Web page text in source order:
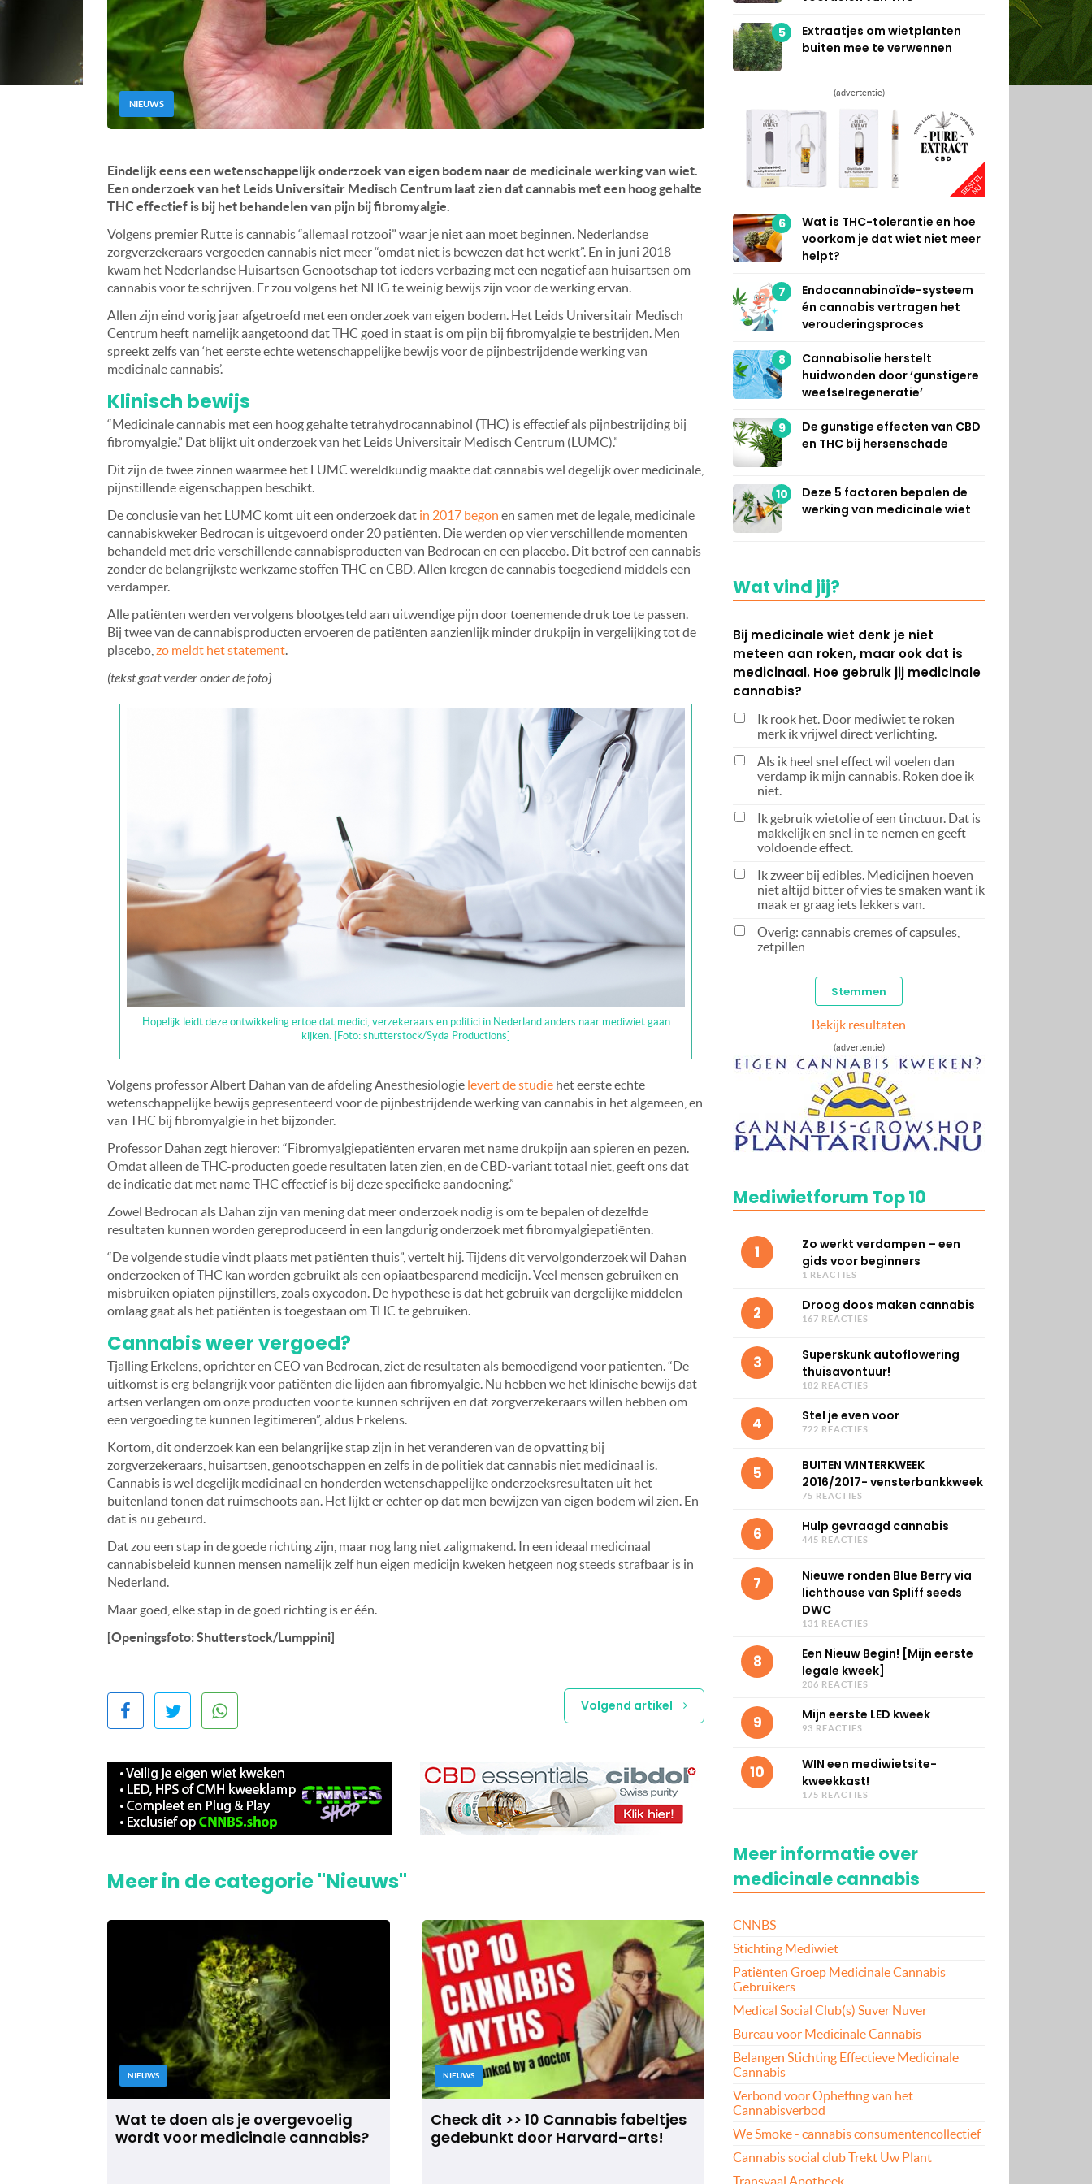
NIEUWS
Eindelijk eens een wetenschappelijk onderzoek van eigen bodem naar de medicinale werking van wiet.
Een onderzoek van het Leids Universitair Medisch Centrum laat zien dat cannabis met een hoog gehalte
THC effectief is bij het behandelen van pijn bij fibromyalgie.
Volgens premier Rutte is cannabis “allemaal rotzooi” waar je niet aan moet beginnen. Nederlandse
zorgverzekeraars vergoeden cannabis niet meer “omdat niet is bewezen dat het werkt”. En in juni 2018
kwam het Nederlandse Huisartsen Genootschap tot ieders verbazing met een negatief aan huisartsen om
cannabis voor te schrijven. Er zou volgens het NHG te weinig bewijs zijn voor de werking ervan.
Allen zijn eind vorig jaar afgetroefd met een onderzoek van eigen bodem. Het Leids Universitair Medisch
Centrum heeft namelijk aangetoond dat THC goed in staat is om pijn bij fibromyalgie te bestrijden. Men
spreekt zelfs van ‘het eerste echte wetenschappelijke bewijs voor de pijnbestrijdende werking van
medicinale cannabis’.
Klinisch bewijs
“Medicinale cannabis met een hoog gehalte tetrahydrocannabinol (THC) is effectief als pijnbestrijding bij
fibromyalgie.” Dat blijkt uit onderzoek van het Leids Universitair Medisch Centrum (LUMC).”
Dit zijn de twee zinnen waarmee het LUMC wereldkundig maakte dat cannabis wel degelijk over medicinale,
pijnstillende eigenschappen beschikt.
De conclusie van het LUMC komt uit een onderzoek dat in 2017 begon en samen met de legale, medicinale
cannabiskweker Bedrocan is uitgevoerd onder 20 patiënten. Die werden op vier verschillende momenten
behandeld met drie verschillende cannabisproducten van Bedrocan en een placebo. Dit betrof een cannabis
zonder de belangrijkste werkzame stoffen THC en CBD. Allen kregen de cannabis toegediend middels een
verdamper.
Alle patiënten werden vervolgens blootgesteld aan uitwendige pijn door toenemende druk toe te passen.
Bij twee van de cannabisproducten ervoeren de patiënten aanzienlijk minder drukpijn in vergelijking tot de
placebo, zo meldt het statement.
(tekst gaat verder onder de foto}
Hopelijk leidt deze ontwikkeling ertoe dat medici, verzekeraars en politici in Nederland anders naar mediwiet gaan
kijken. [Foto: shutterstock/Syda Productions]
Volgens professor Albert Dahan van de afdeling Anesthesiologie levert de studie het eerste echte
wetenschappelijke bewijs gepresenteerd voor de pijnbestrijdende werking van cannabis in het algemeen, en
van THC bij fibromyalgie in het bijzonder.
Professor Dahan zegt hierover: “Fibromyalgiepatiënten ervaren met name drukpijn aan spieren en pezen.
Omdat alleen de THC-producten goede resultaten laten zien, en de CBD-variant totaal niet, geeft ons dat
de indicatie dat met name THC effectief is bij deze specifieke aandoening.”
Zowel Bedrocan als Dahan zijn van mening dat meer onderzoek nodig is om te bepalen of dezelfde
resultaten kunnen worden gereproduceerd in een langdurig onderzoek met fibromyalgiepatiënten.
“De volgende studie vindt plaats met patiënten thuis”, vertelt hij. Tijdens dit vervolgonderzoek wil Dahan
onderzoeken of THC kan worden gebruikt als een opiaatbesparend medicijn. Veel mensen gebruiken en
misbruiken opiaten pijnstillers, zoals oxycodon. De hypothese is dat het gebruik van dergelijke middelen
omlaag gaat als het patiënten is toegestaan om THC te gebruiken.
Cannabis weer vergoed?
Tjalling Erkelens, oprichter en CEO van Bedrocan, ziet de resultaten als bemoedigend voor patiënten. “De
uitkomst is erg belangrijk voor patiënten die lijden aan fibromyalgie. Nu hebben we het klinische bewijs dat
artsen verlangen om onze producten voor te kunnen schrijven en dat zorgverzekeraars willen hebben om
een vergoeding te kunnen legitimeren”, aldus Erkelens.
Kortom, dit onderzoek kan een belangrijke stap zijn in het veranderen van de opvatting bij
zorgverzekeraars, huisartsen, genootschappen en zelfs in de politiek dat cannabis niet medicinaal is.
Cannabis is wel degelijk medicinaal en honderden wetenschappelijke onderzoeksresultaten uit het
buitenland tonen dat ruimschoots aan. Het lijkt er echter op dat men bewijzen van eigen bodem wil zien. En
dat is nu gebeurd.
Dat zou een stap in de goede richting zijn, maar nog lang niet zaligmakend. In een ideaal medicinaal
cannabisbeleid kunnen mensen namelijk zelf hun eigen medicijn kweken hetgeen nog steeds strafbaar is in
Nederland.
Maar goed, elke stap in de goed richting is er één.
[Openingsfoto: Shutterstock/Lumppini]
Volgend artikel
Meer in de categorie "Nieuws"
NIEUWS
Wat te doen als je overgevoelig
wordt voor medicinale cannabis?
NIEUWS
Check dit >> 10 Cannabis fabeltjes
gedebunkt door Harvard-arts!
5
Extraatjes om wietplanten
buiten mee te verwennen
(advertentie)
6
Wat is THC-tolerantie en hoe
voorkom je dat wiet niet meer
helpt?
7
Endocannabinoïde-systeem
én cannabis vertragen het
verouderingsproces
8
Cannabisolie herstelt
huidwonden door ‘gunstigere
weefselregeneratie’
9
De gunstige effecten van CBD
en THC bij hersenschade
10
Deze 5 factoren bepalen de
werking van medicinale wiet
Wat vind jij?
Bij medicinale wiet denk je niet
meteen aan roken, maar ook dat is
medicinaal. Hoe gebruik jij medicinale
cannabis?
Ik rook het. Door mediwiet te roken
merk ik vrijwel direct verlichting.
Als ik heel snel effect wil voelen dan
verdamp ik mijn cannabis. Roken doe ik
niet.
Ik gebruik wietolie of een tinctuur. Dat is
makkelijk en snel in te nemen en geeft
voldoende effect.
Ik zweer bij edibles. Medicijnen hoeven
niet altijd bitter of vies te smaken want ik
maak er graag iets lekkers van.
Overig: cannabis cremes of capsules,
zetpillen
Bekijk resultaten
(advertentie)
Mediwietforum Top 10
1
Zo werkt verdampen – een
gids voor beginners
1 REACTIES
2 Droog doos maken cannabis
167 REACTIES
3
Superskunk autoflowering
thuisavontuur!
182 REACTIES
4 Stel je even voor
722 REACTIES
5
BUITEN WINTERKWEEK
2016/2017- vensterbankkweek
75 REACTIES
6 Hulp gevraagd cannabis
445 REACTIES
7
Nieuwe ronden Blue Berry via
lichthouse van Spliff seeds
DWC
131 REACTIES
8
Een Nieuw Begin! [Mijn eerste
legale kweek]
206 REACTIES
9 Mijn eerste LED kweek
93 REACTIES
10
WIN een mediwietsite-
kweekkast!
175 REACTIES
Meer informatie over
medicinale cannabis
CNNBS
Stichting Mediwiet
Patiënten Groep Medicinale Cannabis
Gebruikers
Medical Social Club(s) Suver Nuver
Bureau voor Medicinale Cannabis
Belangen Stichting Effectieve Medicinale
Cannabis
Verbond voor Opheffing van het
Cannabisverbod
We Smoke - cannabis consumentencollectief
Cannabis social club Trekt Uw Plant
Transvaal Apotheek